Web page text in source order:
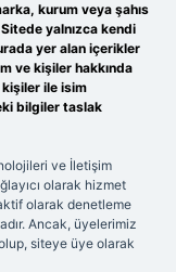
kurum veya şahıs
yalnızca kendi
yer alan içerikler
ve kişiler hakkında
kişiler ile isim
bilgiler taslak
ve İletişim
olarak hizmet
olarak denetleme
Ancak, üyelerimiz
siteye üye olarak